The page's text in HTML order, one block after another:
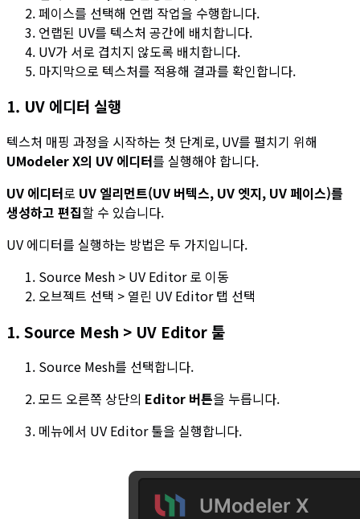
페이스를 선택해 언랩 작업을 수행합니다.
언랩된 UV를 텍스처 공간에 배치합니다.
UV가 서로 겹치지 않도록 배치합니다.
마지막으로 텍스처를 적용해 결과를 확인합니다.
1. UV 에디터 실행
텍스처 매핑 과정을 시작하는 첫 단계로, UV를 펼치기 위해
UModeler X의 UV 에디터를 실행해야 합니다.
UV 에디터로 UV 엘리먼트(UV 버텍스, UV 엣지, UV 페이스)를
생성하고 편집할 수 있습니다.
UV 에디터를 실행하는 방법은 두 가지입니다.
Source Mesh > UV Editor 로 이동
오브젝트 선택 > 열린 UV Editor 탭 선택
1. Source Mesh > UV Editor 툴
Source Mesh를 선택합니다.
모드 오른쪽 상단의 Editor 버튼을 누릅니다.
메뉴에서 UV Editor 툴을 실행합니다.